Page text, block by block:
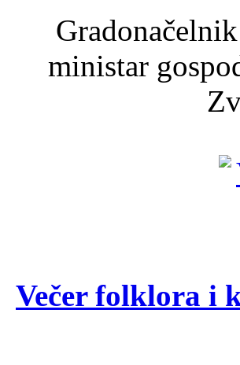
ministar
Večer folklora i